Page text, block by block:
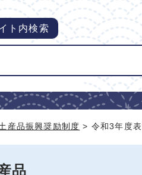
ト内検索
産品振興奨励制度 > 令和3年度
品